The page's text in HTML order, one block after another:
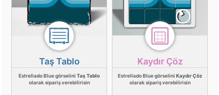
Taş Tablo
Estrellado Blue görselini Taş Tablo
olarak sipariş verebilirisin
Kaydır Çöz
Estrellado Blue görselini Kaydır Çöz
olarak sipariş verebilirisin